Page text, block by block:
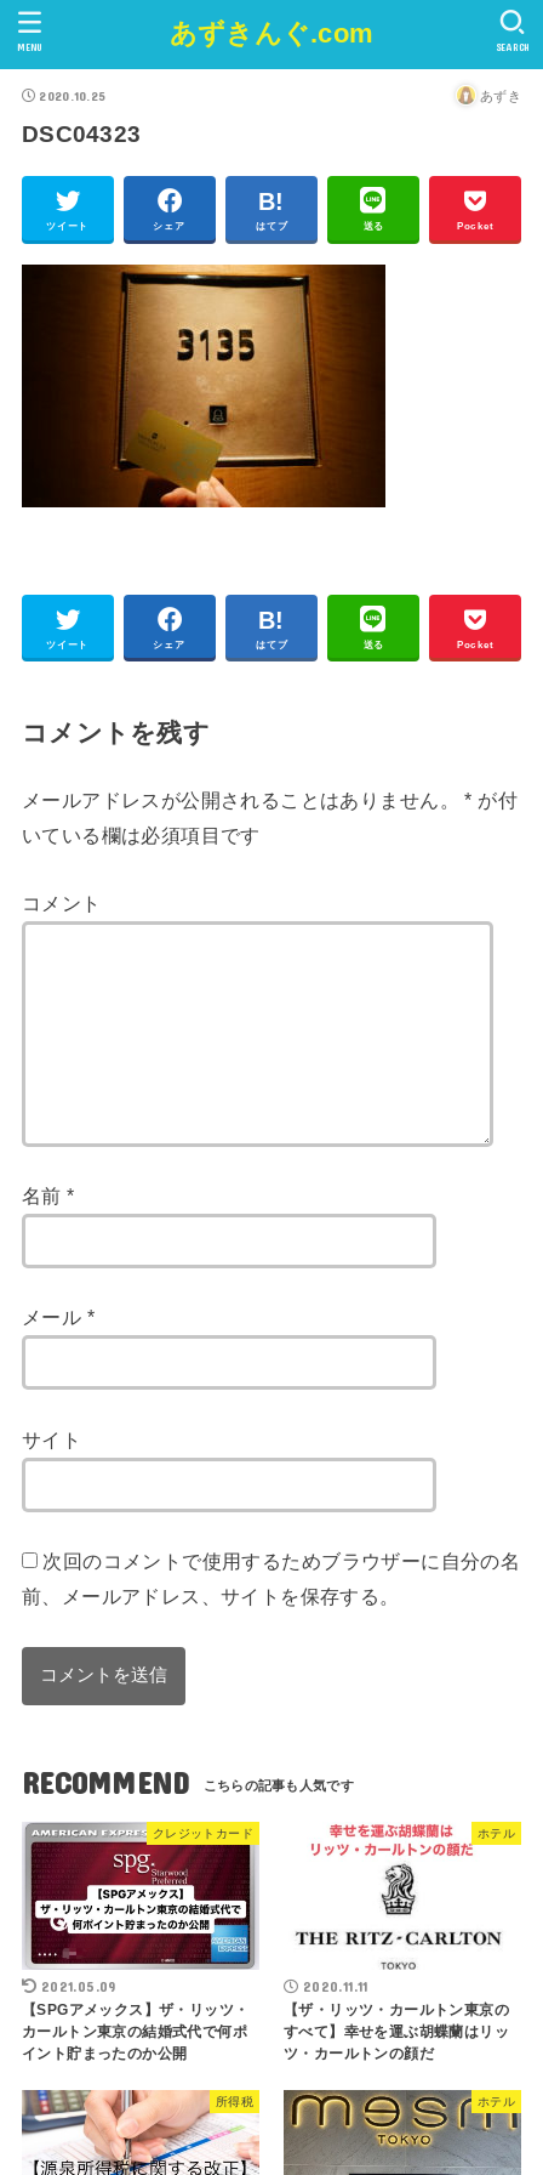
あずきんぐ.com SEARCH
MENU
2020.10.25 あずき
DSC04323
ツイート シェア はてブ 送る Pocket
ツイート シェア はてブ 送る Pocket
コメントを残す
メールアドレスが公開されることはありません。 * が付
いている欄は必須項目です
コメント
名前*
メール *
サイト
次回のコメントで使用するためブラウザーに自分の名
前、メールアドレス、サイトを保存する。
RECOMMEND
クレジットカード
2021.05.09
【SPGアメックス】ザ・リッツ・
カールトン東京の結婚式代で何ポ
イント貯まったのか公開
ホテル
2020.11.11
【ザ・リッツ・カールトン東京の
すべて】幸せを運ぶ胡蝶蘭はリッ
ツ・カールトンの顔だ
所得税 ホテル